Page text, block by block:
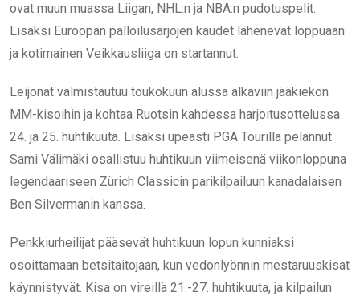
ovat muun muassa Liigan, NHL:n ja NBA:n pudotuspelit.
Lisäksi Euroopan palloilusarjojen kaudet lähenevät loppuaan
ja kotimainen Veikkausliiga on startannut.
Leijonat valmistautuu toukokuun alussa alkaviin jääkiekon
MM-kisoihin ja kohtaa Ruotsin kahdessa harjoitusottelussa
24. ja 25. huhtikuuta. Lisäksi upeasti PGA Tourilla pelannut
Sami Välimäki osallistuu huhtikuun viimeisenä viikonloppuna
legendaariseen Zürich Classicin parikilpailuun kanadalaisen
Ben Silvermanin kanssa.
Penkkiurheilijat pääsevät huhtikuun lopun kunniaksi
osoittamaan betsitaitojaan, kun vedonlyönnin mestaruuskisat
käynnistyvät. Kisa on vireillä 21.-27. huhtikuuta, ja kilpailun